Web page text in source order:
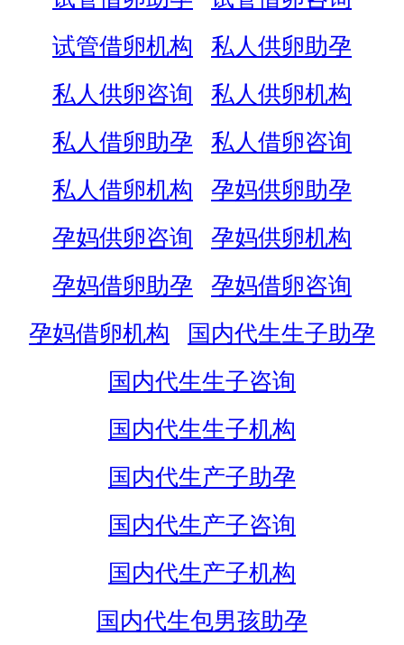
试管借卵机构
私人供卵助孕
私人供卵咨询
私人供卵机构
私人借卵助孕
私人借卵咨询
私人借卵机构
孕妈供卵助孕
孕妈供卵咨询
孕妈供卵机构
孕妈借卵助孕
孕妈借卵咨询
孕妈借卵机构
国内代生生子助孕
国内代生生子咨询
国内代生生子机构
国内代生产子助孕
国内代生产子咨询
国内代生产子机构
国内代生包男孩助孕